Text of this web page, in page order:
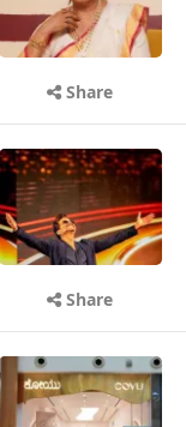
Share
Share